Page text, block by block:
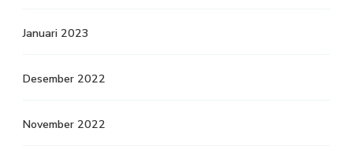
Januari 2023
Desember 2022
November 2022